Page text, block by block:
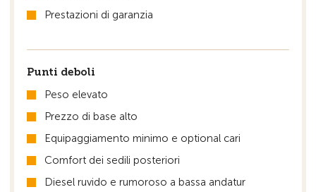
Prestazioni di garanzia
Punti deboli
Peso elevato
Prezzo di base alto
Equipaggiamento minimo e optional cari
Comfort dei sedili posteriori
Diesel ruvido e rumoroso a bassa andatur